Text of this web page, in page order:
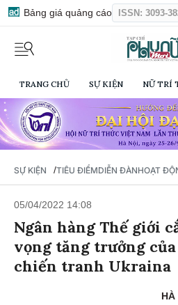
Bảng giá quảng cáo ISSN: 3093-
TRANG CHỦ SỰ KIỆN NỮ TRÍ
SỰ KIỆN /TIÊU ĐIỂMDIỄN ĐÀNHOẠT
05/04/2022 14:08
Ngân hàng Thế giới
vọng tăng trưởng
chiến tranh Ukraina
HÀ